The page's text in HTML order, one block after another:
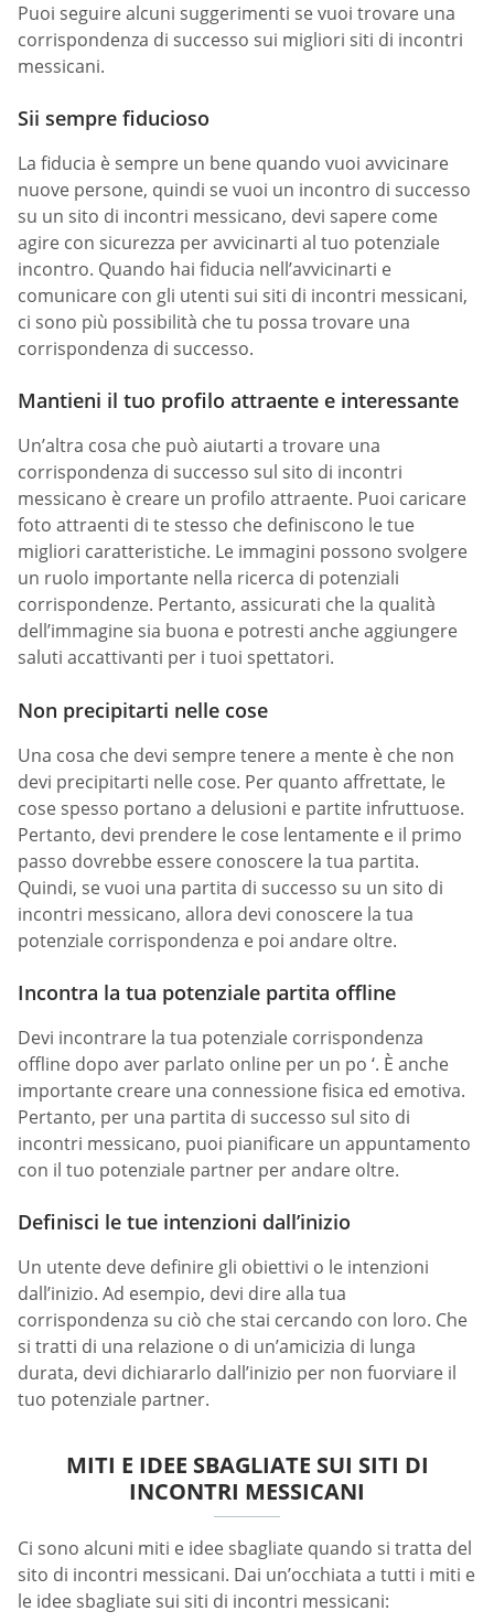
Puoi seguire alcuni suggerimenti se vuoi trovare una
corrispondenza di successo sui migliori siti di incontri
messicani.
Sii sempre fiducioso
La fiducia è sempre un bene quando vuoi avvicinare
nuove persone, quindi se vuoi un incontro di successo
su un sito di incontri messicano, devi sapere come
agire con sicurezza per avvicinarti al tuo potenziale
incontro. Quando hai fiducia nell’avvicinarti e
comunicare con gli utenti sui siti di incontri messicani,
ci sono più possibilità che tu possa trovare una
corrispondenza di successo.
Mantieni il tuo profilo attraente e interessante
Un’altra cosa che può aiutarti a trovare una
corrispondenza di successo sul sito di incontri
messicano è creare un profilo attraente. Puoi caricare
foto attraenti di te stesso che definiscono le tue
migliori caratteristiche. Le immagini possono svolgere
un ruolo importante nella ricerca di potenziali
corrispondenze. Pertanto, assicurati che la qualità
dell’immagine sia buona e potresti anche aggiungere
saluti accattivanti per i tuoi spettatori.
Non precipitarti nelle cose
Una cosa che devi sempre tenere a mente è che non
devi precipitarti nelle cose. Per quanto affrettate, le
cose spesso portano a delusioni e partite infruttuose.
Pertanto, devi prendere le cose lentamente e il primo
passo dovrebbe essere conoscere la tua partita.
Quindi, se vuoi una partita di successo su un sito di
incontri messicano, allora devi conoscere la tua
potenziale corrispondenza e poi andare oltre.
Incontra la tua potenziale partita offline
Devi incontrare la tua potenziale corrispondenza
offline dopo aver parlato online per un po ‘. È anche
importante creare una connessione fisica ed emotiva.
Pertanto, per una partita di successo sul sito di
incontri messicano, puoi pianificare un appuntamento
con il tuo potenziale partner per andare oltre.
Definisci le tue intenzioni dall’inizio
Un utente deve definire gli obiettivi o le intenzioni
dall’inizio. Ad esempio, devi dire alla tua
corrispondenza su ciò che stai cercando con loro. Che
si tratti di una relazione o di un’amicizia di lunga
durata, devi dichiararlo dall’inizio per non fuorviare il
tuo potenziale partner.
MITI E IDEE SBAGLIATE SUI SITI DI
INCONTRI MESSICANI
Ci sono alcuni miti e idee sbagliate quando si tratta del
sito di incontri messicani. Dai un’occhiata a tutti i miti e
le idee sbagliate sui siti di incontri messicani: